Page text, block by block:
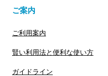
ご案内
ご利用案内
賢い利用法と便利な使い方
ガイドライン